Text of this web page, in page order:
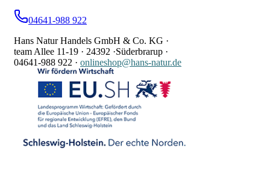
04641-988 922
Hans Natur Handels GmbH & Co. KG ·
team Allee 11-19 · 24392 ·Süderbrarup ·
04641-988 922 · onlineshop@hans-natur.de